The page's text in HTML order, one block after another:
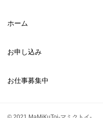
ホーム
お申し込み
お仕事募集中